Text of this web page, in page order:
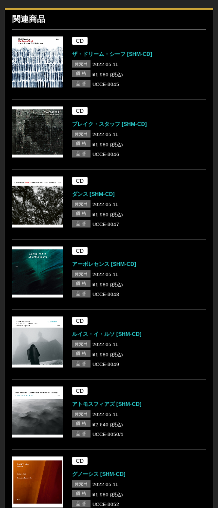
関連商品
CD
ザ・ドリーム・シーフ [SHM-CD]
発売日 2022.05.11
価 格 ¥1,980 (税込)
品 番 UCCE-3045
CD
ブレイク・スタッフ [SHM-CD]
発売日 2022.05.11
価 格 ¥1,980 (税込)
品 番 UCCE-3046
CD
ダンス [SHM-CD]
発売日 2022.05.11
価 格 ¥1,980 (税込)
品 番 UCCE-3047
CD
アーボレセンス [SHM-CD]
発売日 2022.05.11
価 格 ¥1,980 (税込)
品 番 UCCE-3048
CD
ルイス・イ・ルソ [SHM-CD]
発売日 2022.05.11
価 格 ¥1,980 (税込)
品 番 UCCE-3049
CD
アトモスフィアズ [SHM-CD]
発売日 2022.05.11
価 格 ¥2,640 (税込)
品 番 UCCE-3050/1
CD
グノーシス [SHM-CD]
発売日 2022.05.11
価 格 ¥1,980 (税込)
品 番 UCCE-3052